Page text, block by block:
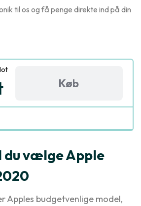
til os og få penge direkte ind på din
Køb
du vælge Apple
Apples budgetvenlige model,